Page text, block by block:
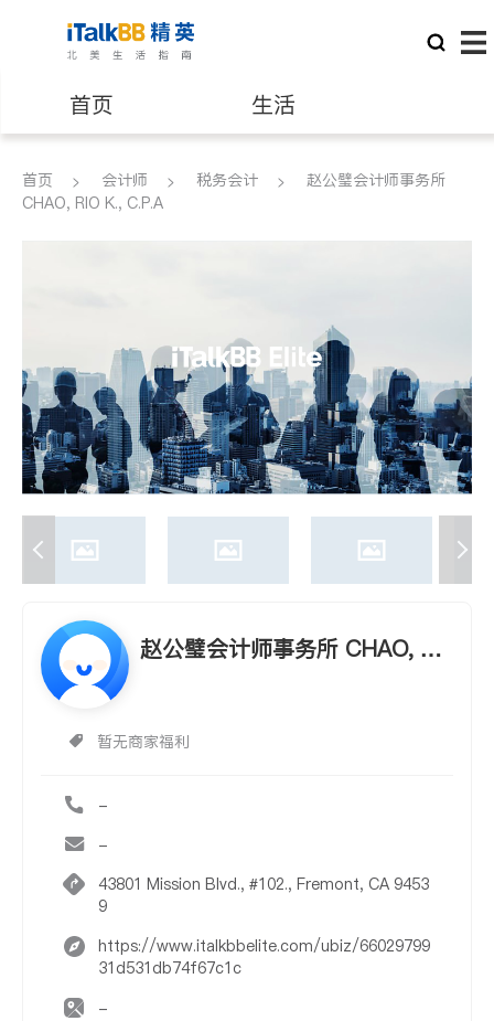
首页 生活
医生 律师
养老 非盈利组织
首页 会计师 税务会计
赵公璧会计师事务所
CHAO, RIO K., C.P.A
赵公璧会计师事务所 CHAO, RI
暂无商家福利
-
-
43801 Mission Blvd., #102., Fremont, CA 9453
9
https://www.italkbbelite.com/ubiz/66029799
31d531db74f67c1c
-